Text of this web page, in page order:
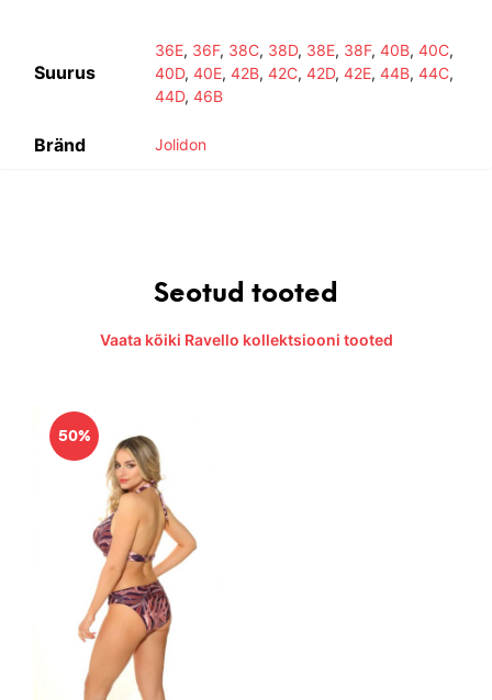
Suurus
36E, 36F, 38C, 38D, 38E, 38F, 40B, 40C,
40D, 40E, 42B, 42C, 42D, 42E, 44B, 44C,
44D, 46B
Bränd Jolidon
Seotud tooted
Vaata kõiki Ravello kollektsiooni tooted
50%